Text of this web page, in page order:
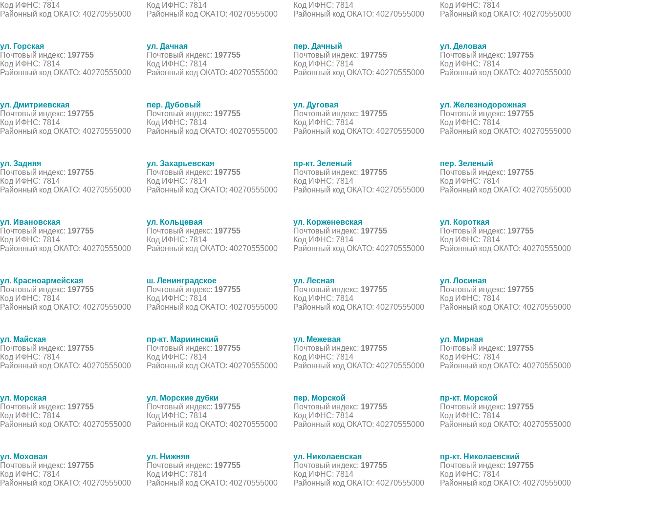
Код ИФНС: 7814
Районный код ОКАТО: 40270555000
Код ИФНС: 7814
Районный код ОКАТО: 40270555000
Код ИФНС: 7814
Районный код ОКАТО: 40270555000
Код ИФНС: 7814
Районный код ОКАТО: 40270555000
ул. Горская
Почтовый индекс: 197755
Код ИФНС: 7814
Районный код ОКАТО: 40270555000
ул. Дачная
Почтовый индекс: 197755
Код ИФНС: 7814
Районный код ОКАТО: 40270555000
пер. Дачный
Почтовый индекс: 197755
Код ИФНС: 7814
Районный код ОКАТО: 40270555000
ул. Деловая
Почтовый индекс: 197755
Код ИФНС: 7814
Районный код ОКАТО: 40270555000
ул. Дмитриевская
Почтовый индекс: 197755
Код ИФНС: 7814
Районный код ОКАТО: 40270555000
пер. Дубовый
Почтовый индекс: 197755
Код ИФНС: 7814
Районный код ОКАТО: 40270555000
ул. Дуговая
Почтовый индекс: 197755
Код ИФНС: 7814
Районный код ОКАТО: 40270555000
ул. Железнодорожная
Почтовый индекс: 197755
Код ИФНС: 7814
Районный код ОКАТО: 40270555000
ул. Задняя
Почтовый индекс: 197755
Код ИФНС: 7814
Районный код ОКАТО: 40270555000
ул. Захарьевская
Почтовый индекс: 197755
Код ИФНС: 7814
Районный код ОКАТО: 40270555000
пр-кт. Зеленый
Почтовый индекс: 197755
Код ИФНС: 7814
Районный код ОКАТО: 40270555000
пер. Зеленый
Почтовый индекс: 197755
Код ИФНС: 7814
Районный код ОКАТО: 40270555000
ул. Ивановская
Почтовый индекс: 197755
Код ИФНС: 7814
Районный код ОКАТО: 40270555000
ул. Кольцевая
Почтовый индекс: 197755
Код ИФНС: 7814
Районный код ОКАТО: 40270555000
ул. Корженевская
Почтовый индекс: 197755
Код ИФНС: 7814
Районный код ОКАТО: 40270555000
ул. Короткая
Почтовый индекс: 197755
Код ИФНС: 7814
Районный код ОКАТО: 40270555000
ул. Красноармейская
Почтовый индекс: 197755
Код ИФНС: 7814
Районный код ОКАТО: 40270555000
ш. Ленинградское
Почтовый индекс: 197755
Код ИФНС: 7814
Районный код ОКАТО: 40270555000
ул. Лесная
Почтовый индекс: 197755
Код ИФНС: 7814
Районный код ОКАТО: 40270555000
ул. Лосиная
Почтовый индекс: 197755
Код ИФНС: 7814
Районный код ОКАТО: 40270555000
ул. Майская
Почтовый индекс: 197755
Код ИФНС: 7814
Районный код ОКАТО: 40270555000
пр-кт. Мариинский
Почтовый индекс: 197755
Код ИФНС: 7814
Районный код ОКАТО: 40270555000
ул. Межевая
Почтовый индекс: 197755
Код ИФНС: 7814
Районный код ОКАТО: 40270555000
ул. Мирная
Почтовый индекс: 197755
Код ИФНС: 7814
Районный код ОКАТО: 40270555000
ул. Морская
Почтовый индекс: 197755
Код ИФНС: 7814
Районный код ОКАТО: 40270555000
ул. Морские дубки
Почтовый индекс: 197755
Код ИФНС: 7814
Районный код ОКАТО: 40270555000
пер. Морской
Почтовый индекс: 197755
Код ИФНС: 7814
Районный код ОКАТО: 40270555000
пр-кт. Морской
Почтовый индекс: 197755
Код ИФНС: 7814
Районный код ОКАТО: 40270555000
ул. Моховая
Почтовый индекс: 197755
Код ИФНС: 7814
Районный код ОКАТО: 40270555000
ул. Нижняя
Почтовый индекс: 197755
Код ИФНС: 7814
Районный код ОКАТО: 40270555000
ул. Николаевская
Почтовый индекс: 197755
Код ИФНС: 7814
Районный код ОКАТО: 40270555000
пр-кт. Николаевский
Почтовый индекс: 197755
Код ИФНС: 7814
Районный код ОКАТО: 40270555000